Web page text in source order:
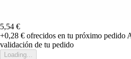
5,54 €
+0,28 € ofrecidos en tu próximo pedido
validación de tu pedido
Loading...